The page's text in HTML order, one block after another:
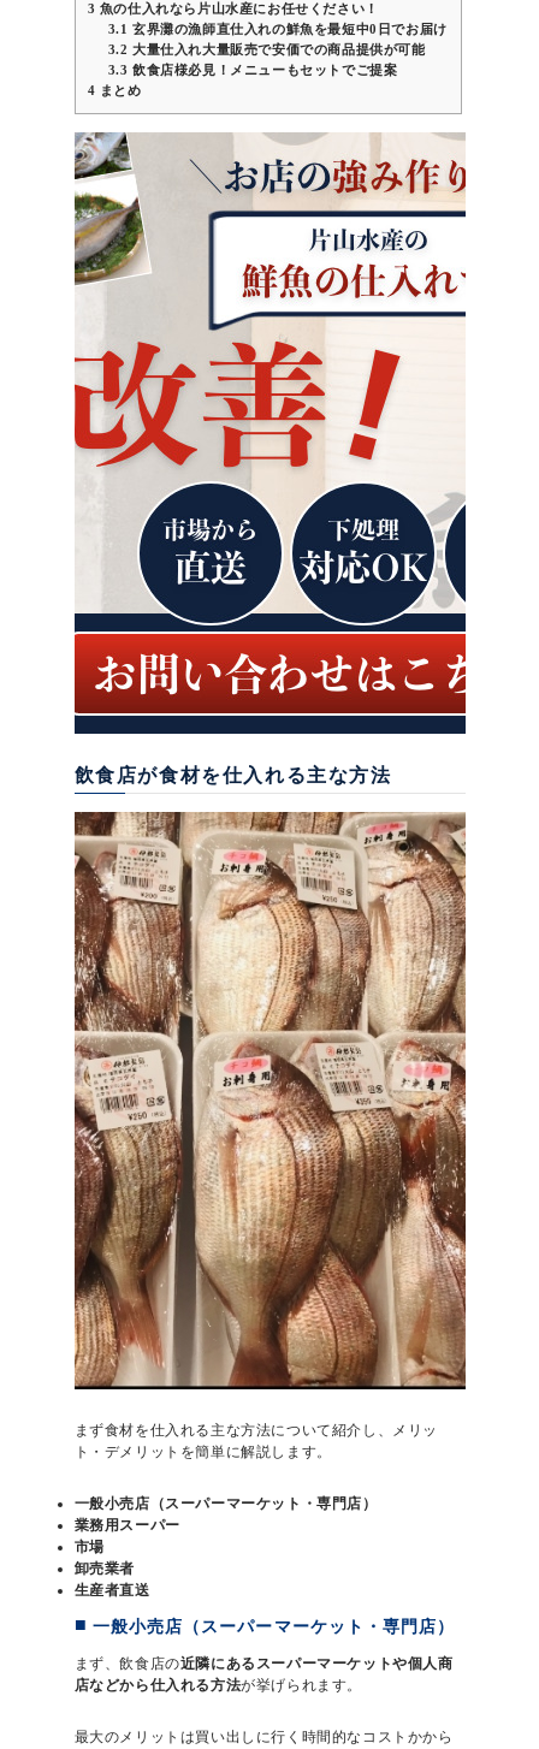
3 魚の仕入れなら片山水産にお任せください！
3.1 玄界灘の漁師直仕入れの鮮魚を最短中0日でお届け
3.2 大量仕入れ大量販売で安価での商品提供が可能
3.3 飲食店様必見！メニューもセットでご提案
4 まとめ
飲食店が食材を仕入れる主な方法
まず食材を仕入れる主な方法について紹介し、メリッ
ト・デメリットを簡単に解説します。
一般小売店（スーパーマーケット・専門店）
業務用スーパー
市場
卸売業者
生産者直送
一般小売店（スーパーマーケット・専門店）
まず、飲食店の近隣にあるスーパーマーケットや個人商
店などから仕入れる方法が挙げられます。
最大のメリットは買い出しに行く時間的なコストかから